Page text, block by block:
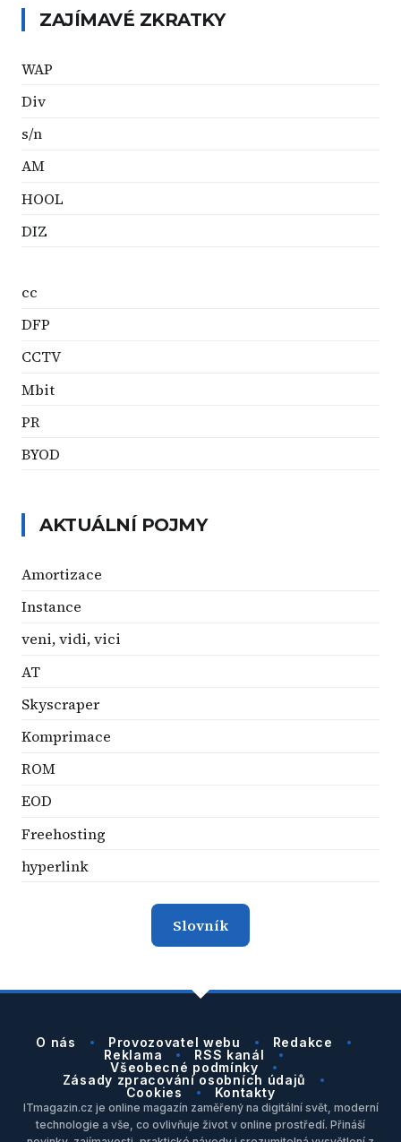
ZAJÍMAVÉ ZKRATKY
WAP
Div
s/n
AM
HOOL
DIZ
cc
DFP
CCTV
Mbit
PR
BYOD
AKTUÁLNÍ POJMY
Amortizace
Instance
veni, vidi, vici
AT
Skyscraper
Komprimace
ROM
EOD
Freehosting
hyperlink
Slovník
O nás Provozovatel webu
Redakce
Reklama
RSS kanál
Všeobecné podmínky
Zásady zpracování osobních údajů
Cookies
Kontakty
ITmagazin.cz je online magazín zaměřený na digitální svět, moderní
technologie a vše, co ovlivňuje život v online prostředí. Přináší